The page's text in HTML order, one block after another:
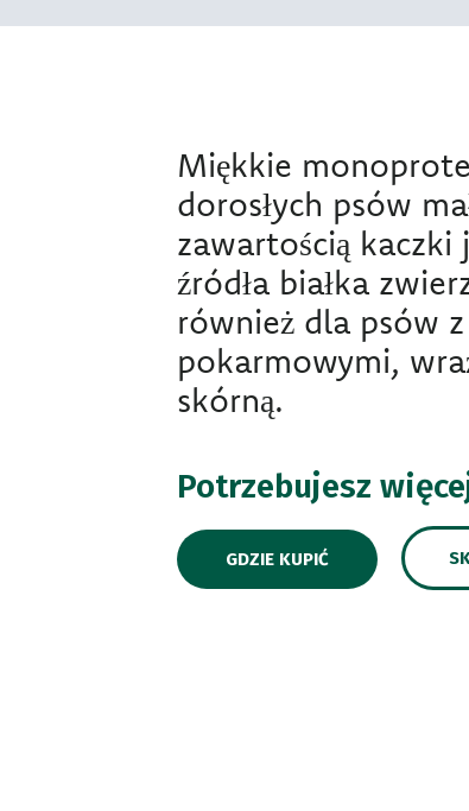
Miękkie
dorosłych psów
zawartością
źródła białka
również dla psów
pokarmowymi,
skórną.
Potrzebujesz
GDZIE KUPIĆ